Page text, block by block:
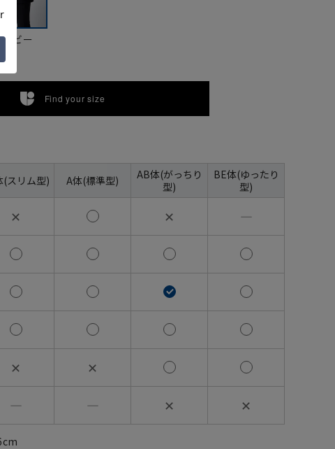
ビー
Find your size
(スリム型) A体(標準型)
AB体(がっちり
型)
BE体(ゆったり
型)
✕ ✕ ―
✕ ✕
― ― ✕ ✕
cm